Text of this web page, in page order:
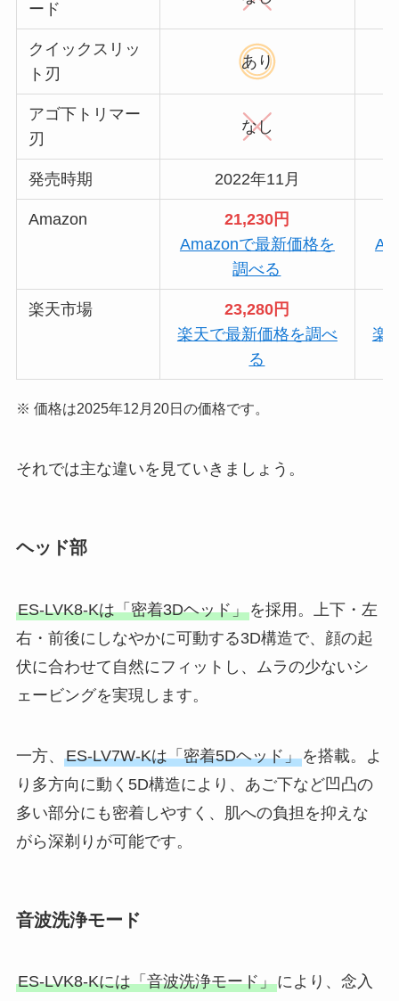
ード
クイックスリッ
ト刃
あり
アゴ下トリマー
刃
なし
発売時期 2022年11月
Amazon
21,230円
Amazonで最新価格を
調べる
楽天市場
23,280円
楽天で最新価格を調べ
る
楽
※ 価格は2025年12月20日の価格です。
それでは主な違いを見ていきましょう。
ヘッド部
ES-LVK8-Kは「密着3Dヘッド」を採用。上下・左
右・前後にしなやかに可動する3D構造で、顔の起
伏に合わせて自然にフィットし、ムラの少ないシ
ェービングを実現します。
一方、 ES-LV7W-Kは「密着5Dヘッド」を搭載。よ
り多方向に動く5D構造により、あご下など凹凸の
多い部分にも密着しやすく、肌への負担を抑えな
がら深剃りが可能です。
音波洗浄モード
ES-LVK8-Kには「音波洗浄モード」により、念入